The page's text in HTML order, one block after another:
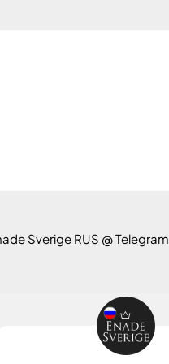
Sverige RUS @ Telegram